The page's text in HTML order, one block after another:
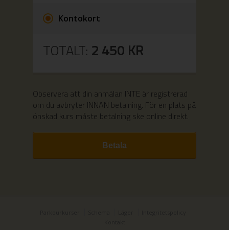
Kontokort
TOTALT: 2 450 KR
Observera att din anmälan INTE är registrerad
om du avbryter INNAN betalning. För en plats på
önskad kurs måste betalning ske online direkt.